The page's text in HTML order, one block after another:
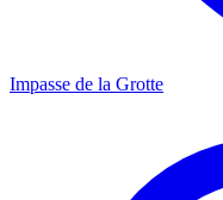
Impasse de la Grotte